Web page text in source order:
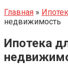
Главная »
недвижимость
Ипотека